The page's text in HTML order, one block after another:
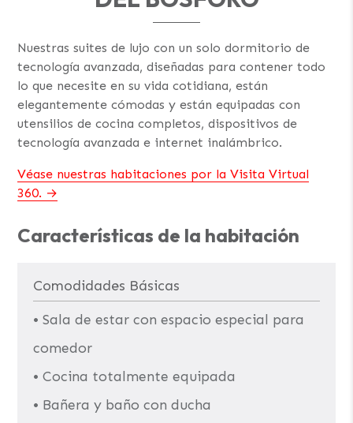
Nuestras suites de lujo con un solo dormitorio de
tecnología avanzada, diseñadas para contener todo
lo que necesite en su vida cotidiana, están
elegantemente cómodas y están equipadas con
utensilios de cocina completos, dispositivos de
tecnología avanzada e internet inalámbrico.
Véase nuestras habitaciones por la Visita Virtual
360.
Características de la habitación
Comodidades Básicas
• Sala de estar con espacio especial para
comedor
• Cocina totalmente equipada
• Bañera y baño con ducha